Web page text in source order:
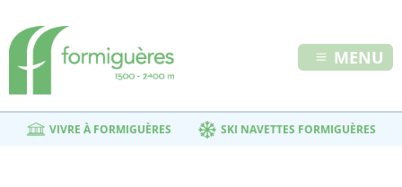
MENU
VIVRE À FORMIGUÈRES SKI NAVETTES FORMIGUÈRES